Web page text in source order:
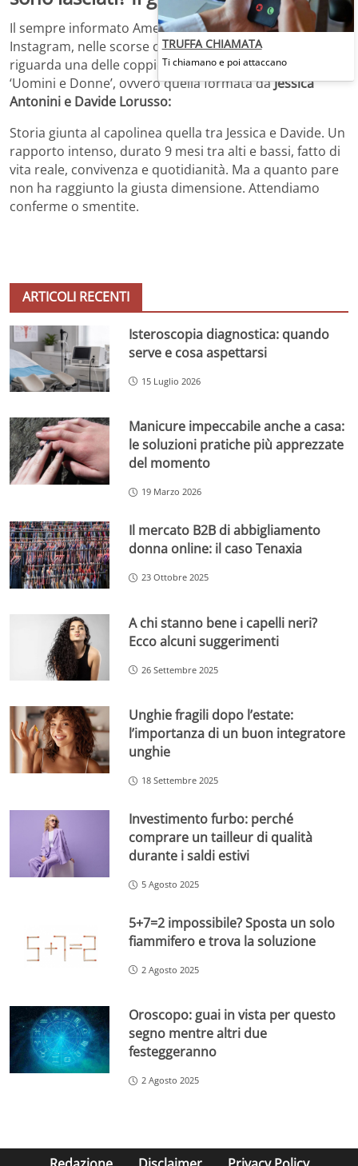
Il sempre informato Amedeo Venza, sul proprio account
Instagram, nelle scorse ore, ha lanciato la bomba che
riguarda una delle coppie nate nell’ultima stagione di
‘Uomini e Donne’, ovvero quella formata daJessica
Antonini e Davide Lorusso:
Storia giunta al capolinea quella tra Jessica e Davide. Un
rapporto intenso, durato 9 mesi tra alti e bassi, fatto di
vita reale, convivenza e quotidianità. Ma a quanto pare
non ha raggiunto la giusta dimensione. Attendiamo
conferme o smentite.
ARTICOLI RECENTI
Isteroscopia diagnostica: quando
serve e cosa aspettarsi
15 Luglio 2026
Manicure impeccabile anche a casa:
le soluzioni pratiche più apprezzate
del momento
19 Marzo 2026
Il mercato B2B di abbigliamento
donna online: il caso Tenaxia
23 Ottobre 2025
A chi stanno bene i capelli neri?
Ecco alcuni suggerimenti
26 Settembre 2025
Unghie fragili dopo l’estate:
l’importanza di un buon integratore
unghie
18 Settembre 2025
Investimento furbo: perché
comprare un tailleur di qualità
durante i saldi estivi
5 Agosto 2025
5+7=2 impossibile? Sposta un solo
fiammifero e trova la soluzione
2 Agosto 2025
Oroscopo: guai in vista per questo
segno mentre altri due
festeggeranno
2 Agosto 2025
TRUFFA CHIAMATA
Ti chiamano e poi attaccano